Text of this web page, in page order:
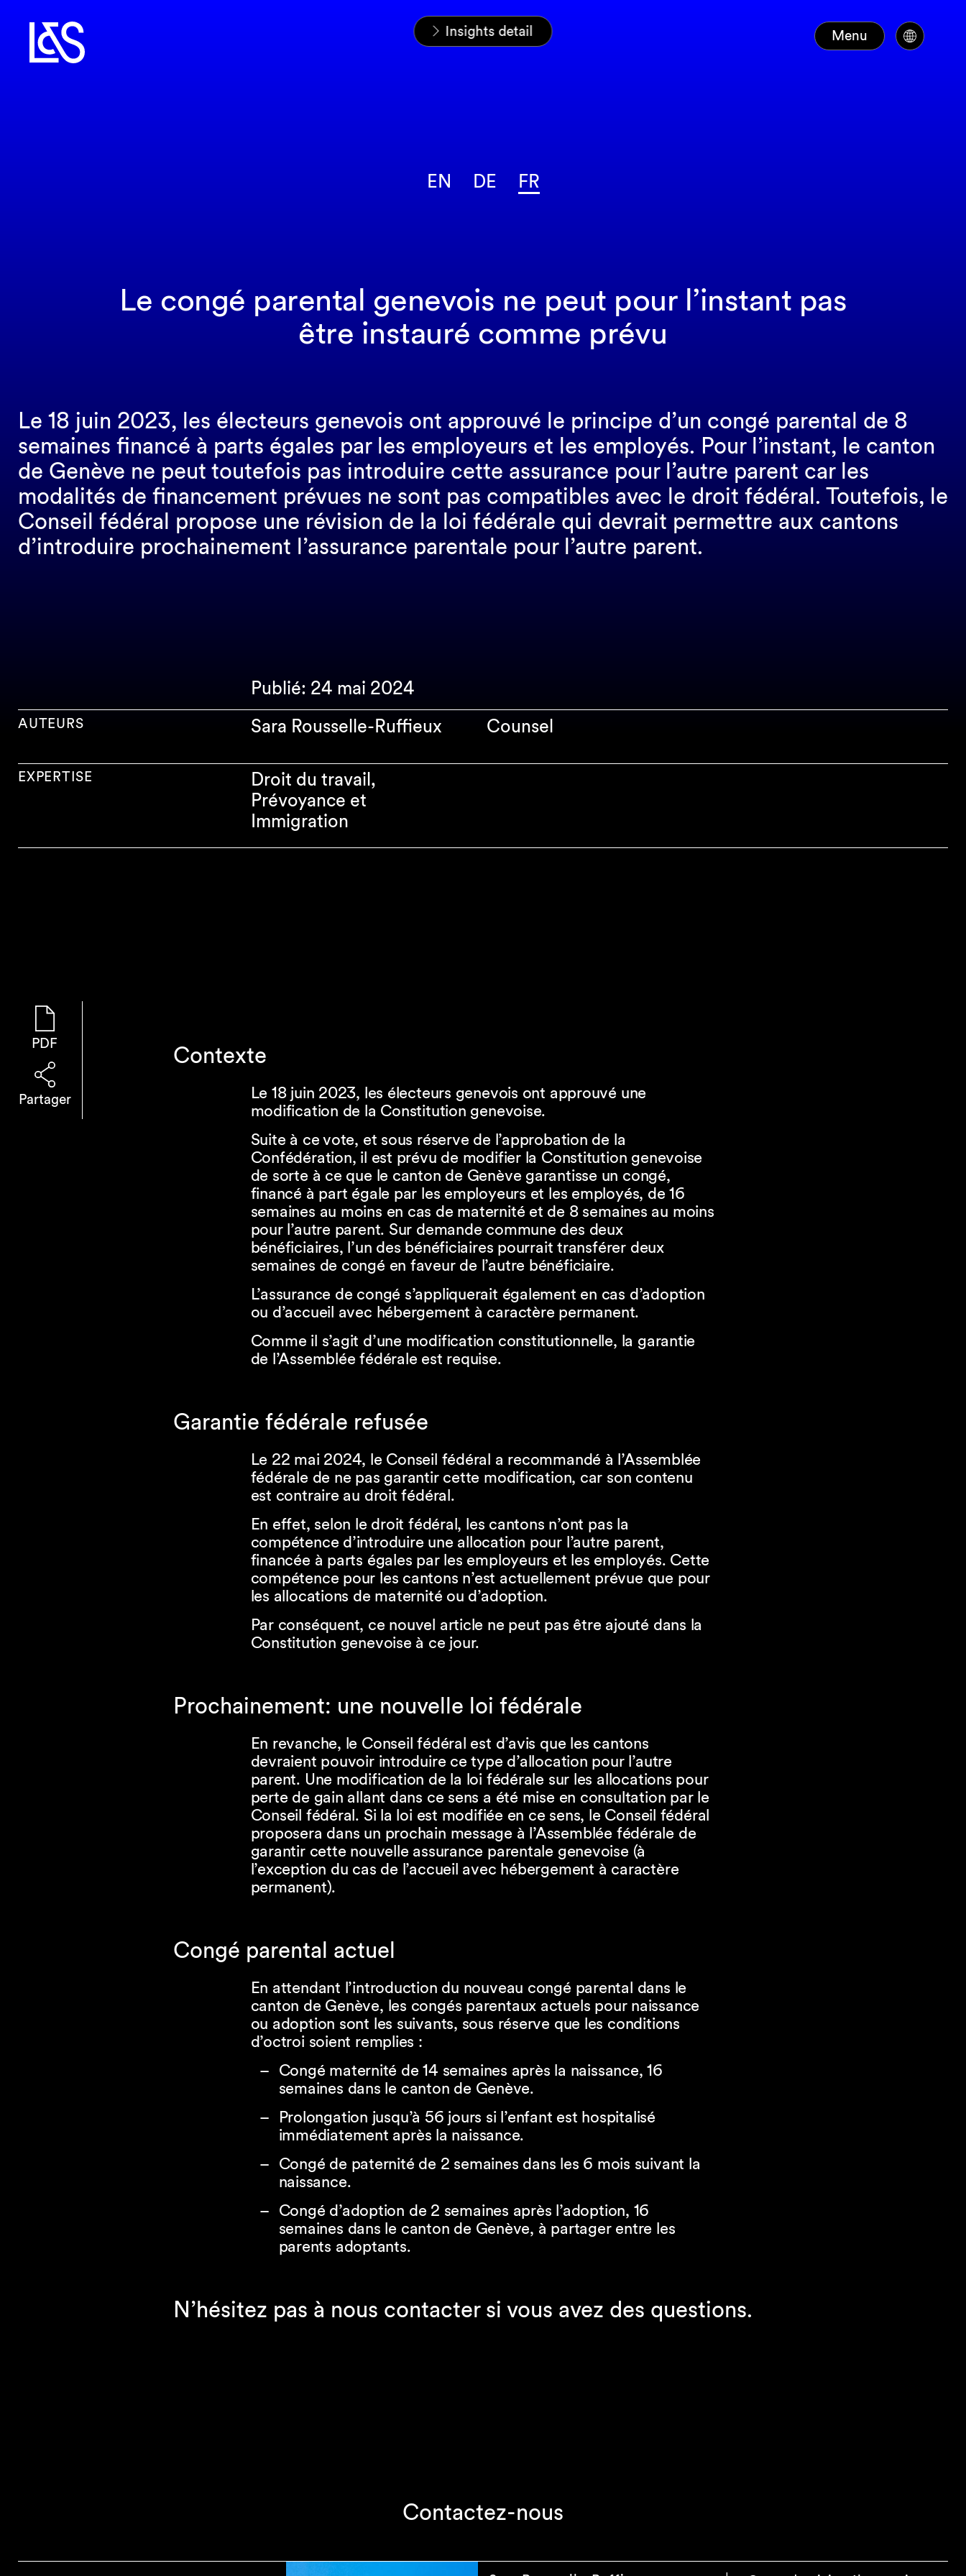
Home
News & Insights
Analyses
Insights detail Menu
EN DE FR
Le congé parental genevois ne peut pour l’instant pas
être instauré comme prévu
Le 18 juin 2023, les électeurs genevois ont approuvé le principe d’un congé parental de 8
semaines financé à parts égales par les employeurs et les employés. Pour l’instant, le canton
de Genève ne peut toutefois pas introduire cette assurance pour l’autre parent car les
modalités de financement prévues ne sont pas compatibles avec le droit fédéral. Toutefois, le
Conseil fédéral propose une révision de la loi fédérale qui devrait permettre aux cantons
d’introduire prochainement l’assurance parentale pour l’autre parent.
Publié: 24 mai 2024
AUTEURS Sara Rousselle-Ruffieux Counsel
EXPERTISE
Droit du travail,
Prévoyance et
Immigration
PDF
Partager
Contexte
Le 18 juin 2023, les électeurs genevois ont approuvé une
modification de la Constitution genevoise.
Suite à ce vote, et sous réserve de l’approbation de la
Confédération, il est prévu de modifier la Constitution genevoise
de sorte à ce que le canton de Genève garantisse un congé,
financé à part égale par les employeurs et les employés, de 16
semaines au moins en cas de maternité et de 8 semaines au moins
pour l’autre parent. Sur demande commune des deux
bénéficiaires, l’un des bénéficiaires pourrait transférer deux
semaines de congé en faveur de l’autre bénéficiaire.
L’assurance de congé s’appliquerait également en cas d’adoption
ou d’accueil avec hébergement à caractère permanent.
Comme il s’agit d’une modification constitutionnelle, la garantie
de l’Assemblée fédérale est requise.
Garantie fédérale refusée
Le 22 mai 2024, le Conseil fédéral a recommandé à l’Assemblée
fédérale de ne pas garantir cette modification, car son contenu
est contraire au droit fédéral.
En effet, selon le droit fédéral, les cantons n’ont pas la
compétence d’introduire une allocation pour l’autre parent,
financée à parts égales par les employeurs et les employés. Cette
compétence pour les cantons n’est actuellement prévue que pour
les allocations de maternité ou d’adoption.
Par conséquent, ce nouvel article ne peut pas être ajouté dans la
Constitution genevoise à ce jour.
Prochainement: une nouvelle loi fédérale
En revanche, le Conseil fédéral est d’avis que les cantons
devraient pouvoir introduire ce type d’allocation pour l’autre
parent. Une modification de la loi fédérale sur les allocations pour
perte de gain allant dans ce sens a été mise en consultation par le
Conseil fédéral. Si la loi est modifiée en ce sens, le Conseil fédéral
proposera dans un prochain message à l’Assemblée fédérale de
garantir cette nouvelle assurance parentale genevoise (à
l’exception du cas de l’accueil avec hébergement à caractère
permanent).
Congé parental actuel
En attendant l’introduction du nouveau congé parental dans le
canton de Genève, les congés parentaux actuels pour naissance
ou adoption sont les suivants, sous réserve que les conditions
d’octroi soient remplies :
Congé maternité de 14 semaines après la naissance, 16
semaines dans le canton de Genève.
Prolongation jusqu’à 56 jours si l’enfant est hospitalisé
immédiatement après la naissance.
Congé de paternité de 2 semaines dans les 6 mois suivant la
naissance.
Congé d’adoption de 2 semaines après l’adoption, 16
semaines dans le canton de Genève, à partager entre les
parents adoptants.
N’hésitez pas à nous contacter si vous avez des questions.
Contactez-nous